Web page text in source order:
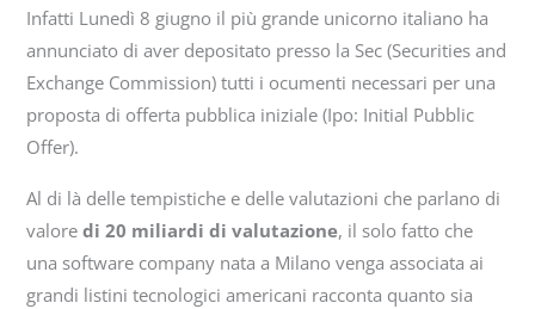
Infatti Lunedì 8 giugno il più grande unicorno italiano ha
annunciato di aver depositato presso la Sec (Securities and
Exchange Commission) tutti i ocumenti necessari per una
proposta di offerta pubblica iniziale (Ipo: Initial Pubblic
Offer).
Al di là delle tempistiche e delle valutazioni che parlano di
valoredi 20 miliardi di valutazione, il solo fatto che
una software company nata a Milano venga associata ai
grandi listini tecnologici americani racconta quanto sia